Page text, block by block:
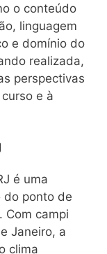
o conteúdo
linguagem
e domínio do
realizada,
perspectivas
e à
é uma
do ponto de
Com campi
Janeiro, a
clima